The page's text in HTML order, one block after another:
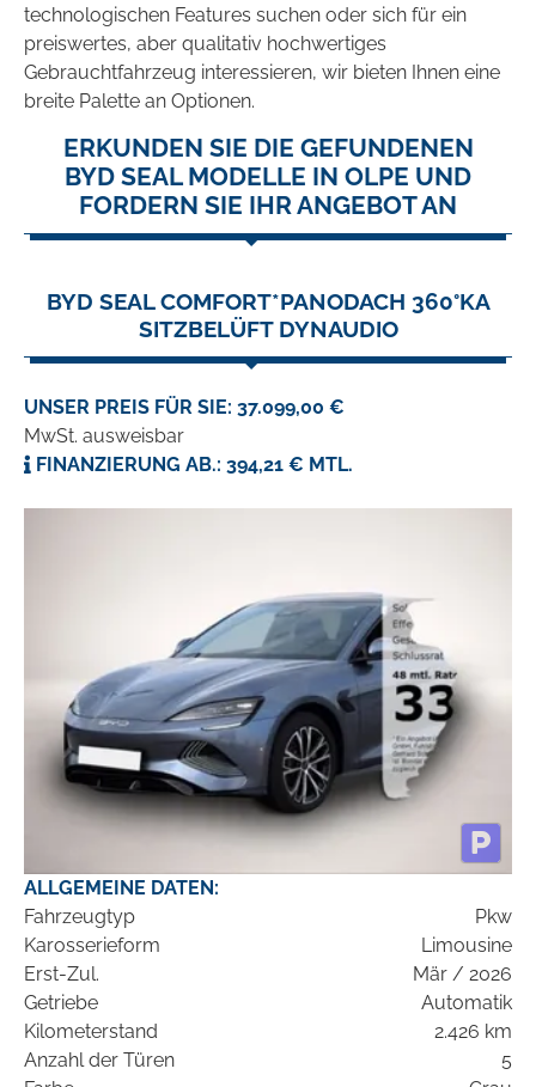
technologischen Features suchen oder sich für ein
preiswertes, aber qualitativ hochwertiges
Gebrauchtfahrzeug interessieren, wir bieten Ihnen eine
breite Palette an Optionen.
ERKUNDEN SIE DIE GEFUNDENEN
BYD SEAL MODELLE IN OLPE UND
FORDERN SIE IHR ANGEBOT AN
BYD SEAL COMFORT*PANODACH 360°KA
SITZBELÜFT DYNAUDIO
UNSER PREIS FÜR SIE: 37.099,00 €
MwSt. ausweisbar
FINANZIERUNG AB.: 394,21 € MTL.
ALLGEMEINE DATEN:
Fahrzeugtyp
Pkw
Karosserieform
Limousine
Erst-Zul.
Mär / 2026
Getriebe
Automatik
Kilometerstand
2.426 km
Anzahl der Türen
5